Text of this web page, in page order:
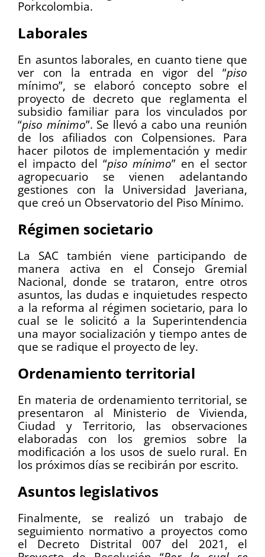
Porkcolombia.
Laborales
En asuntos laborales, en cuanto tiene que
ver con la entrada en vigor del “piso
mínimo”, se elaboró concepto sobre el
proyecto de decreto que reglamenta el
subsidio familiar para los vinculados por
“piso mínimo”. Se llevó a cabo una reunión
de los afiliados con Colpensiones. Para
hacer pilotos de implementación y medir
el impacto del “piso mínimo” en el sector
agropecuario se vienen adelantando
gestiones con la Universidad Javeriana,
que creó un Observatorio del Piso Mínimo.
Régimen societario
La SAC también viene participando de
manera activa en el Consejo Gremial
Nacional, donde se trataron, entre otros
asuntos, las dudas e inquietudes respecto
a la reforma al régimen societario, para lo
cual se le solicitó a la Superintendencia
una mayor socialización y tiempo antes de
que se radique el proyecto de ley.
Ordenamiento territorial
En materia de ordenamiento territorial, se
presentaron al Ministerio de Vivienda,
Ciudad y Territorio, las observaciones
elaboradas con los gremios sobre la
modificación a los usos de suelo rural. En
los próximos días se recibirán por escrito.
Asuntos legislativos
Finalmente, se realizó un trabajo de
seguimiento normativo a proyectos como
el Decreto Distrital 007 del 2021, el